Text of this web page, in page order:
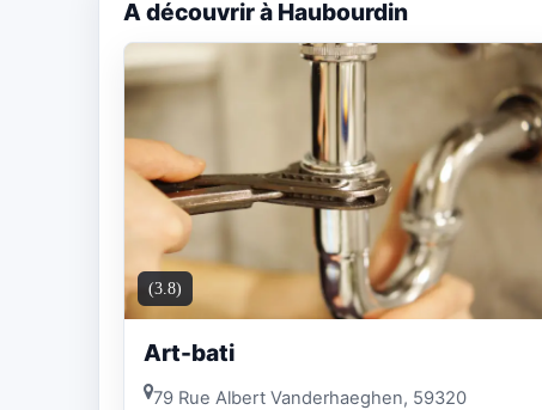
A découvrir à Haubourdin
(3.8)
Art-bati
79 Rue Albert Vanderhaeghen, 59320